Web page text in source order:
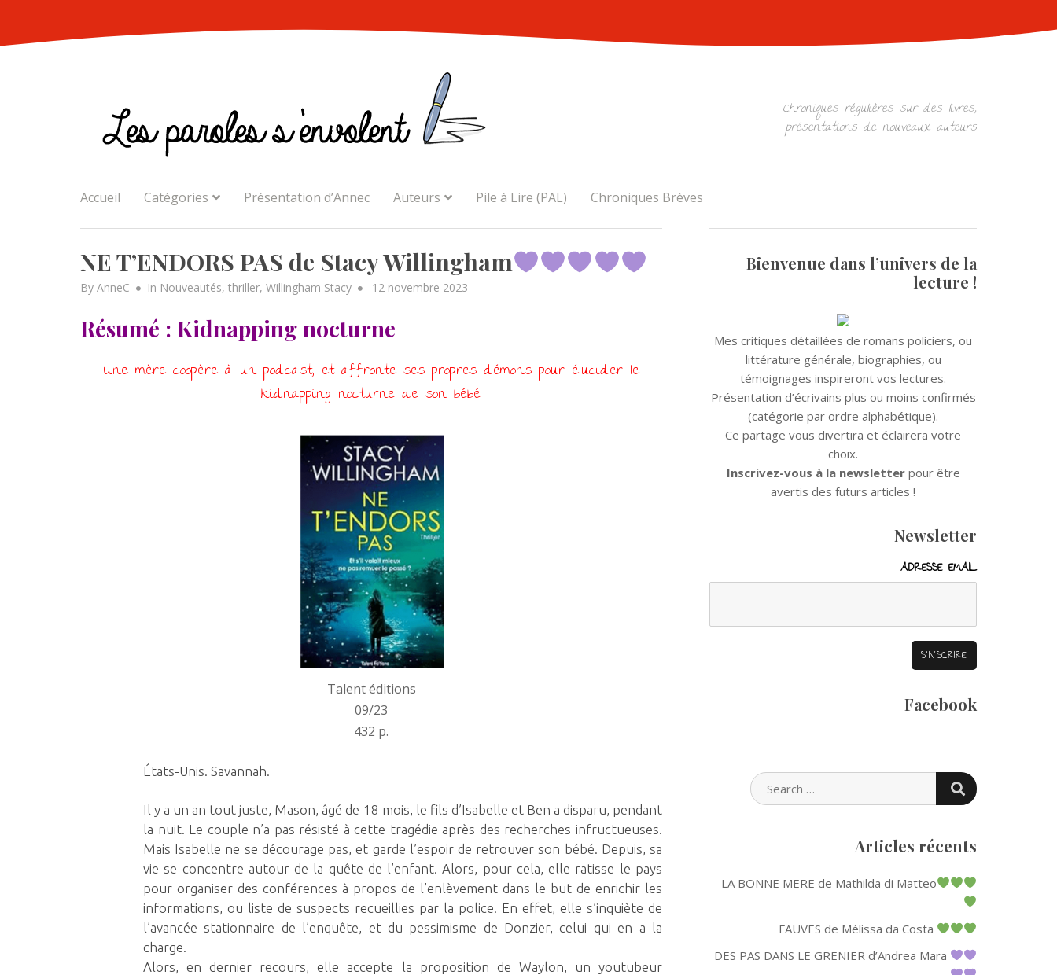
content
Chroniques régulières sur des livres,
présentations de nouveaux auteurs
Accueil Catégories Présentation d’Annec Auteurs Pile à Lire (PAL) Chroniques Brèves
NE T’ENDORS PAS de Stacy Willingham
By AnneC In Nouveautés, thriller, Willingham Stacy
Posted
12 novembre 2023
Résumé : Kidnapping nocturne
Une mère coopère à un podcast, et affronte ses propres démons pour élucider le
kidnapping nocturne de son bébé.
Talent éditions
09/23
432 p.
États-Unis. Savannah.
Il y a un an tout juste, Mason, âgé de 18 mois, le fils d’Isabelle et Ben a disparu, pendant
la nuit. Le couple n’a pas résisté à cette tragédie après des recherches infructueuses.
Mais Isabelle ne se décourage pas, et garde l’espoir de retrouver son bébé. Depuis, sa
vie se concentre autour de la quête de l’enfant. Alors, pour cela, elle ratisse le pays
pour organiser des conférences à propos de l’enlèvement dans le but de enrichir les
informations, ou liste de suspects recueillies par la police. En effet, elle s’inquiète de
l’avancée stationnaire de l’enquête, et du pessimisme de Donzier, celui qui en a la
charge.
Alors, en dernier recours, elle accepte la proposition de Waylon, un youtubeur
Bienvenue dans l’univers de la
lecture !
Mes critiques détaillées de romans policiers, ou
littérature générale, biographies, ou
témoignages inspireront vos lectures.
Présentation d’écrivains plus ou moins confirmés
(catégorie par ordre alphabétique).
Ce partage vous divertira et éclairera votre
choix.
Inscrivez-vous à la newsletterpour être
avertis des futurs articles !
Newsletter
ADRESSE EMAIL
Facebook
SEARCH
FOR:
SEARCH
Articles récents
LA BONNE MERE de Mathilda di Matteo
FAUVES de Mélissa da Costa
DES PAS DANS LE GRENIER d’Andrea Mara